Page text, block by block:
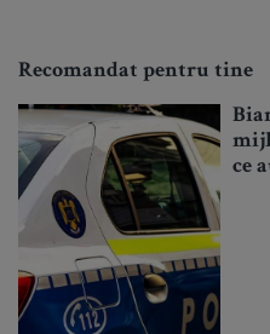
Recomandat pentru tine
ce